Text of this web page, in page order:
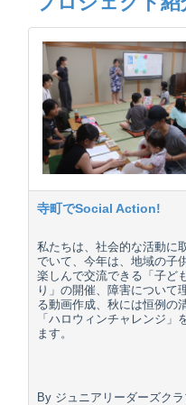
寺町でSocial Action!
私たちは、社会的な活動に
でいて、今年は、地域の子
楽しんで交流できる「子ど
り」の開催、障害について
る動画作成、秋には恒例の
「ハロウィンチャレンジ」
ます。
By ジュニアリーダーズク